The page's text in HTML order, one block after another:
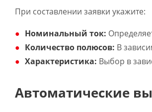
При составлении заявки укажите:
Номинальный ток:
Количество полюсов: В
Характеристика: Выбор в
Автоматические